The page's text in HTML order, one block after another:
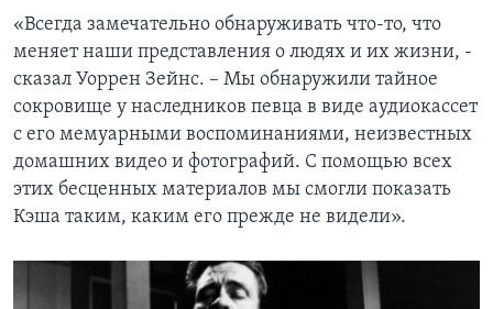
«Всегда замечательно обнаруживать что-то, что
меняет наши представления о людях и их жизни, -
сказал Уоррен Зейнс. – Мы обнаружили тайное
сокровище у наследников певца в виде аудиокассет
с его мемуарными воспоминаниями, неизвестных
домашних видео и фотографий. С помощью всех
этих бесценных материалов мы смогли показать
Кэша таким, каким его прежде не видели».